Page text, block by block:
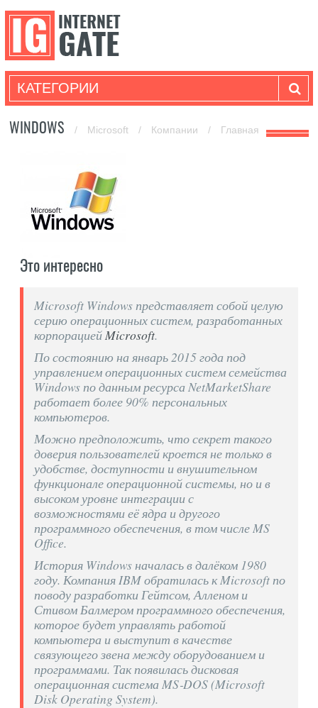
КАТЕГОРИИ
WINDOWS / Microsoft / Компании / Главная
Это интересно
Microsoft Windows представляет собой целую
серию операционных систем, разработанных
корпорациейMicrosoft.
По состоянию на январь 2015 года под
управлением операционных систем семейства
Windows по данным ресурса NetMarketShare
работает более 90% персональных
компьютеров.
Можно предположить, что секрет такого
доверия пользователей кроется не только в
удобстве, доступности и внушительном
функционале операционной системы, но и в
высоком уровне интеграции с
возможностями её ядра и другого
программного обеспечения, в том числе MS
Office.
История Windows началась в далёком 1980
году. Компания IBM обратилась к Microsoft по
поводу разработки Гейтсом, Алленом и
Стивом Балмером программного обеспечения,
которое будет управлять работой
компьютера и выступит в качестве
связующего звена между оборудованием и
программами. Так появилась дисковая
операционная система MS‑DOS (Microsoft
Disk Operating System).